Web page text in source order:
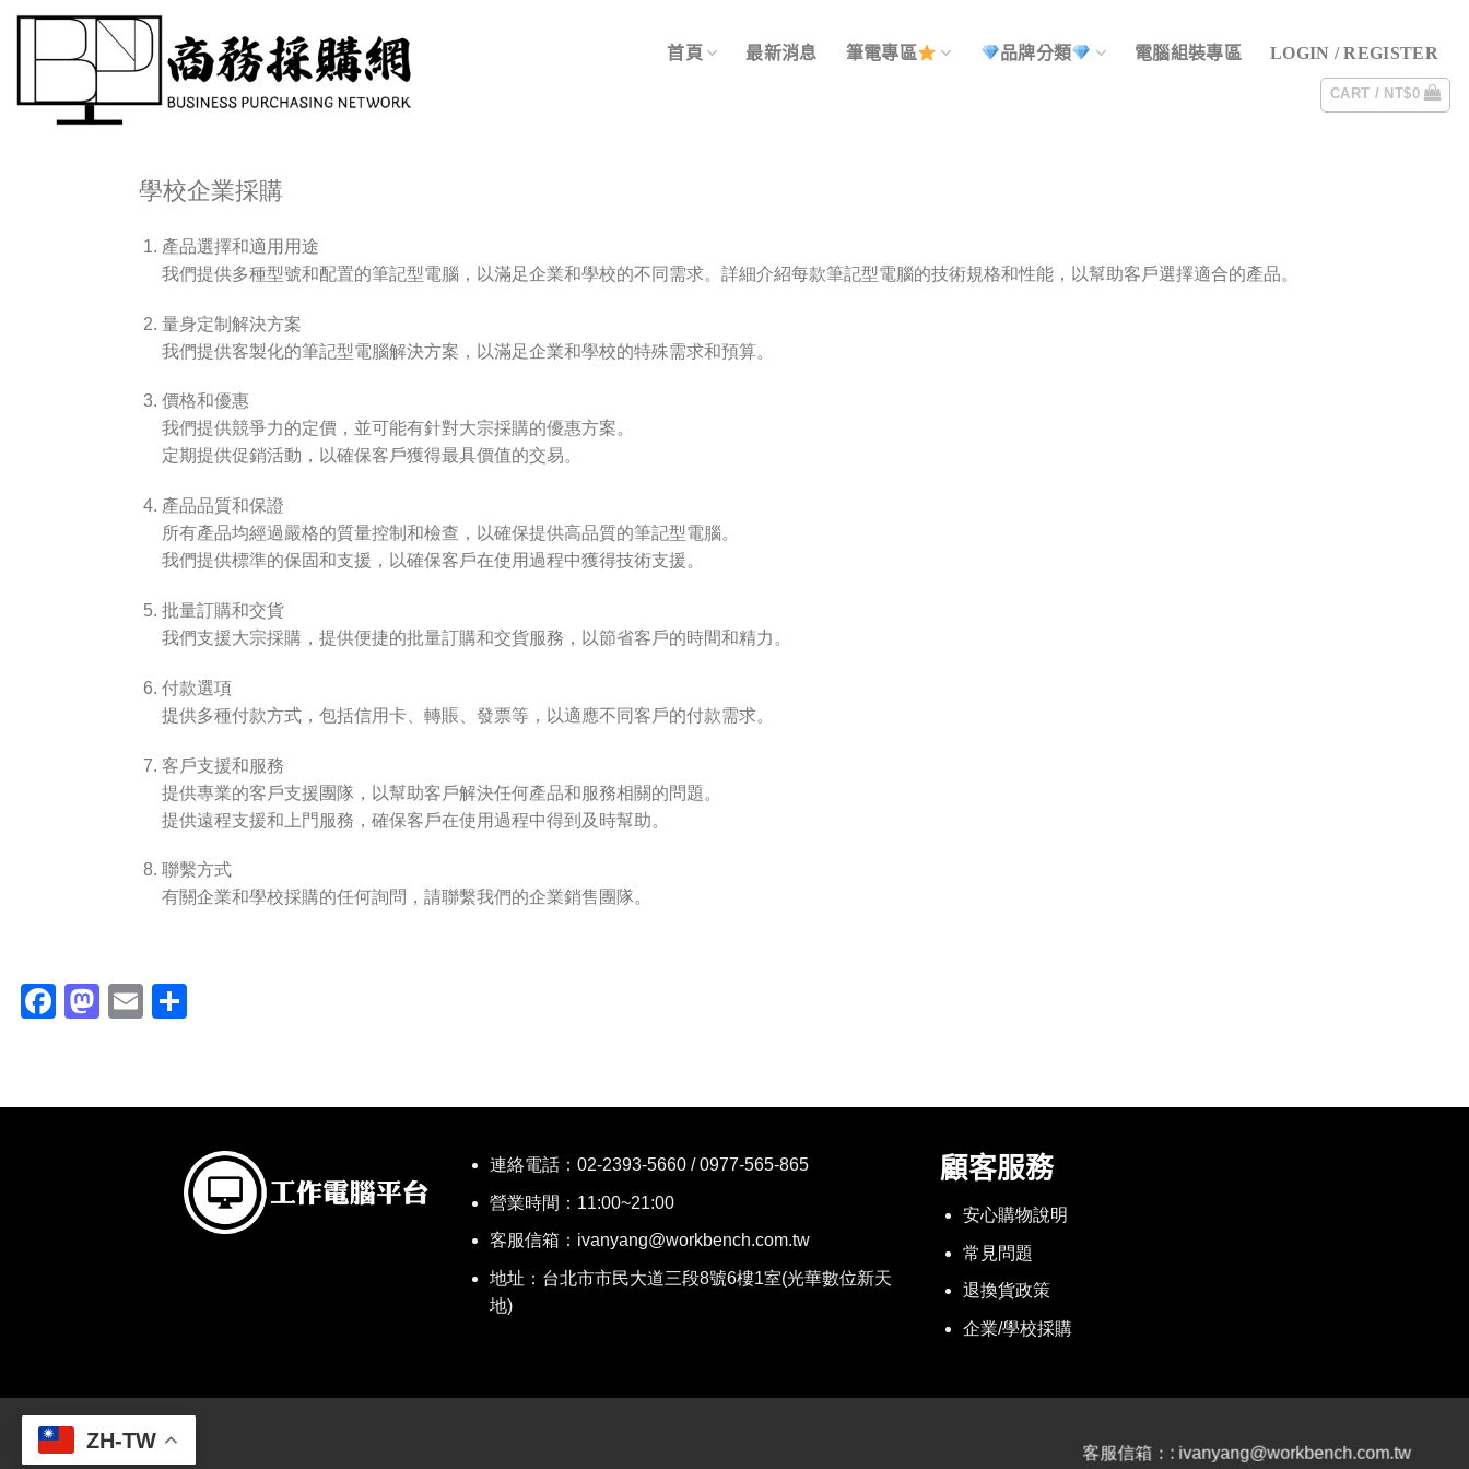
Skip
content
首頁 最新消息 筆電專區 品牌分類 電腦組裝專區 LOGIN / REGISTER
CART / NT$0
學校企業採購
產品選擇和適用用途
我們提供多種型號和配置的筆記型電腦，以滿足企業和學校的不同需求。詳細介紹每款筆記型電腦的技術規格和性能，以幫助客戶選擇適合的產品。
量身定制解決方案
我們提供客製化的筆記型電腦解決方案，以滿足企業和學校的特殊需求和預算。
價格和優惠
我們提供競爭力的定價，並可能有針對大宗採購的優惠方案。
定期提供促銷活動，以確保客戶獲得最具價值的交易。
產品品質和保證
所有產品均經過嚴格的質量控制和檢查，以確保提供高品質的筆記型電腦。
我們提供標準的保固和支援，以確保客戶在使用過程中獲得技術支援。
批量訂購和交貨
我們支援大宗採購，提供便捷的批量訂購和交貨服務，以節省客戶的時間和精力。
付款選項
提供多種付款方式，包括信用卡、轉賬、發票等，以適應不同客戶的付款需求。
客戶支援和服務
提供專業的客戶支援團隊，以幫助客戶解決任何產品和服務相關的問題。
提供遠程支援和上門服務，確保客戶在使用過程中得到及時幫助。
聯繫方式
有關企業和學校採購的任何詢問，請聯繫我們的企業銷售團隊。
Facebook
Mastodon
Email
連絡電話：02-2393-5660 / 0977-565-865
營業時間：11:00~21:00
客服信箱：ivanyang@workbench.com.tw
地址：台北市市民大道三段8號6樓1室(光華數位新天
地)
客服信箱：: ivanyang@workbench.com.tw
顧客服務
安心購物說明
常見問題
退換貨政策
企業/學校採購
ZH-TW